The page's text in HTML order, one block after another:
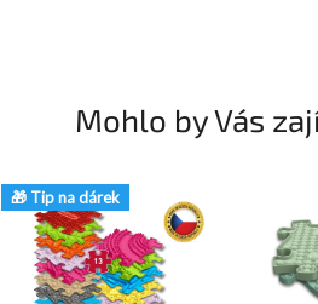
Mohlo by Vás
🎁 Tip na dárek